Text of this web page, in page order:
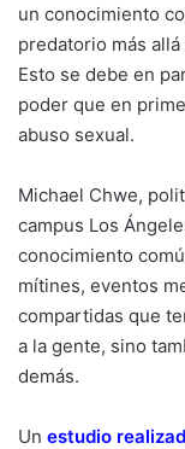
un conocimiento
predatorio más
Esto se debe en
poder que en
abuso sexual.
Michael Chwe,
campus Los
conocimiento
mítines, eventos
compartidas que
a la gente, sino
demás.
Un estudio